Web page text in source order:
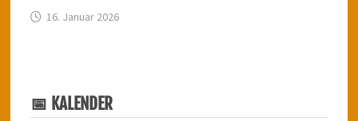
16. Januar 2026
📅 KALENDER